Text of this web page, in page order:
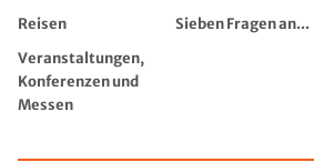
Reisen
Sieben Fragen an...
Veranstaltungen,
Konferenzen und
Messen